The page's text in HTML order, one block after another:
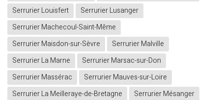
Serrurier Louisfert
Serrurier Lusanger
Serrurier Machecoul-Saint-Même
Serrurier Maisdon-sur-Sèvre
Serrurier Malville
Serrurier La Marne
Serrurier Marsac-sur-Don
Serrurier Massérac
Serrurier Mauves-sur-Loire
Serrurier La Meilleraye-de-Bretagne
Serrurier Mésanger